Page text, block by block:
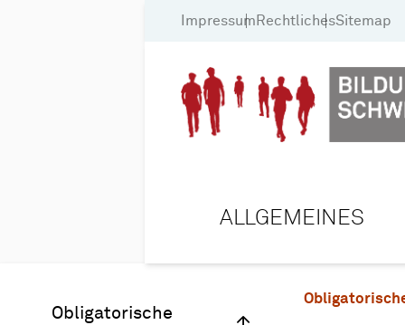
Impressum RechtlichesSitemap
ALLGEMEINES
Obligatorische